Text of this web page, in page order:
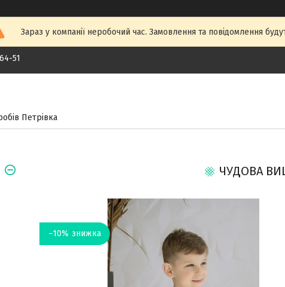
Зараз у компанії неробочий час. Замовлення та повідомлення
51
Петрівка
ЧУДОВА
–10%